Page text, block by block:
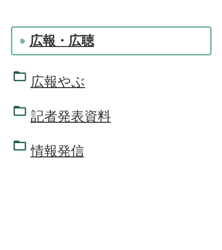
広報・広聴
広報やぶ
記者発表資料
情報発信